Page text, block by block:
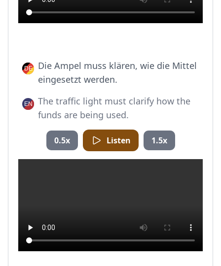
Die Ampel muss klären, wie die Mittel
eingesetzt werden.
The traffic light must clarify how the
funds are being used.
0.5x Listen 1.5x